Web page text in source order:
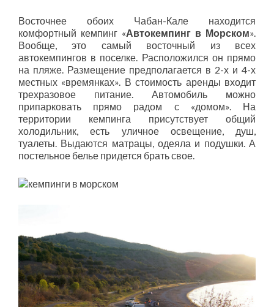
Восточнее обоих Чабан-Кале находится
комфортный кемпинг «Автокемпинг в Морском».
Вообще, это самый восточный из всех
автокемпингов в поселке. Расположился он прямо
на пляже. Размещение предполагается в 2-х и 4-х
местных «времянках». В стоимость аренды входит
трехразовое питание. Автомобиль можно
припарковать прямо радом с «домом». На
территории кемпинга присутствует общий
холодильник, есть уличное освещение, душ,
туалеты. Выдаются матрацы, одеяла и подушки. А
постельное белье придется брать свое.